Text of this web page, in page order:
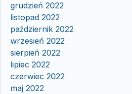
grudzień 2022
listopad 2022
październik 2022
wrzesień 2022
sierpień 2022
lipiec 2022
czerwiec 2022
maj 2022